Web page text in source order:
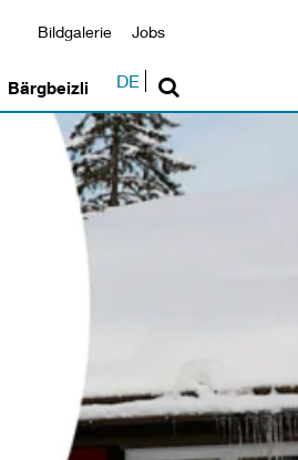
Bildgalerie Jobs
Bärgbeizli DE